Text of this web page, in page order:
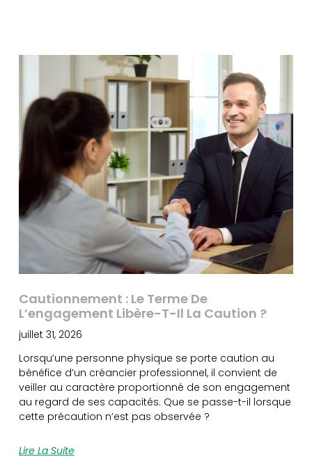
Cautionnement : Le Terme De
L’engagement Libère-T-Il La Caution ?
juillet 31, 2026
Lorsqu’une personne physique se porte caution au
bénéfice d’un créancier professionnel, il convient de
veiller au caractère proportionné de son engagement
au regard de ses capacités. Que se passe-t-il lorsque
cette précaution n’est pas observée ?
Lire La Suite